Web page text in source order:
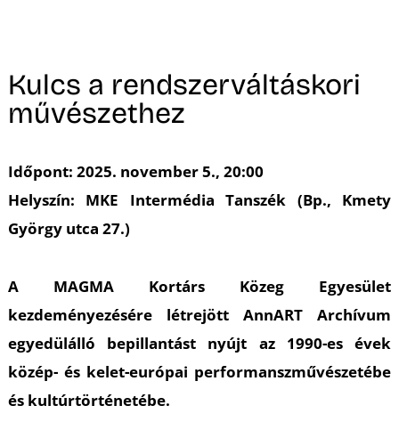
Kulcs a rendszerváltáskori
művészethez
Időpont: 2025. november 5., 20:00
Helyszín: MKE Intermédia Tanszék (Bp., Kmety
György utca 27.)
A MAGMA Kortárs Közeg Egyesület
kezdeményezésére létrejött AnnART Archívum
egyedülálló bepillantást nyújt az 1990-es évek
közép- és kelet-európai performanszművészetébe
és kultúrtörténetébe.